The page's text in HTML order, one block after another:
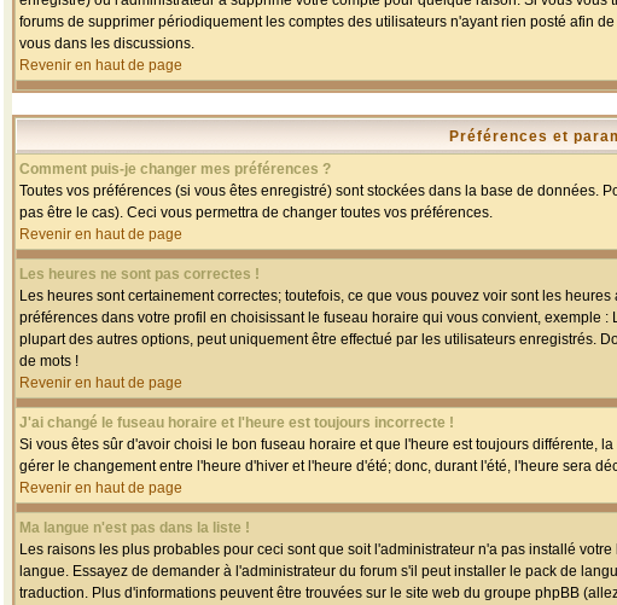
forums de supprimer périodiquement les comptes des utilisateurs n'ayant rien posté afin
vous dans les discussions.
Revenir en haut de page
Préférences et
Comment puis-je changer mes préférences ?
Toutes vos préférences (si vous êtes enregistré) sont stockées dans la base de données.
pas être le cas). Ceci vous permettra de changer toutes vos préférences.
Revenir en haut de page
Les heures ne sont pas correctes !
Les heures sont certainement correctes; toutefois, ce que vous pouvez voir sont les
préférences dans votre profil en choisissant le fuseau horaire qui vous convient, exemple
plupart des autres options, peut uniquement être effectué par les utilisateurs enregistrés.
de mots !
Revenir en haut de page
J'ai changé le fuseau horaire et l'heure est toujours incorrecte !
Si vous êtes sûr d'avoir choisi le bon fuseau horaire et que l'heure est toujours différente,
gérer le changement entre l'heure d'hiver et l'heure d'été; donc, durant l'été, l'heure sera
Revenir en haut de page
Ma langue n'est pas dans la liste !
Les raisons les plus probables pour ceci sont que soit l'administrateur n'a pas installé
langue. Essayez de demander à l'administrateur du forum s'il peut installer le pack de
traduction. Plus d'informations peuvent être trouvées sur le site web du groupe phpBB